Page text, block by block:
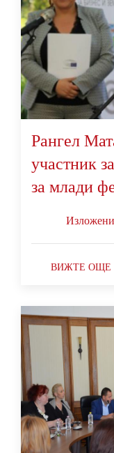
Рангел
участник
за млади
ВИЖТЕ ОЩЕ